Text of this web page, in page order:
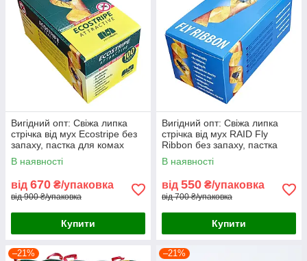
Вигідний опт: Свіжа липка
стрічка від мух Ecostripe без
запаху, пастка для комах
(упаковка 100 шт)
В наявності
від 670 ₴/упаковка
від 900 ₴/упаковка
Купити
Вигідний опт: Свіжа липка
стрічка від мух RAID Fly
Ribbon без запаху, пастка
для комах (упаковка 100 шт)
В наявності
від 550 ₴/упаковка
від 700 ₴/упаковка
Купити
–21% –21%